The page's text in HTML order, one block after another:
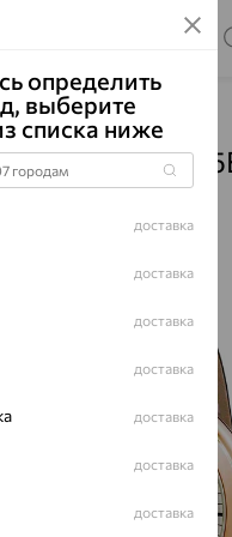
Часы
01
определить
выберите
списка ниже
доставка
доставка
доставка
доставка
доставка
доставка
доставка